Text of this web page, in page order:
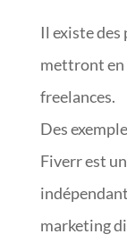
Il existe
mettront en
freelances.
Des
Fiverr est
marketing